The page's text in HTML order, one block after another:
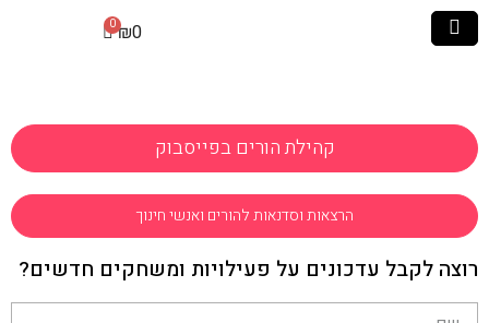
₪0
קהילת הורים בפייסבוק
הרצאות וסדנאות להורים ואנשי חינוך
רוצה לקבל עדכונים על פעילויות ומשחקים חדשים?